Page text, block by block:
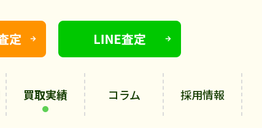
買取実績 コラム 採用情報